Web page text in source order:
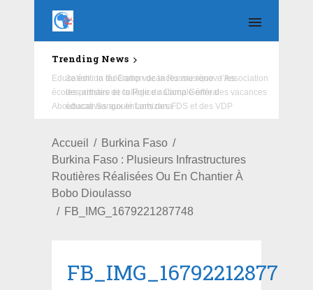
Trending News
Education : la fédération de la Russie rénove les
écoles primaire et collège du Camp Général
Aboubacar Sangoulé Lamizana
Accueil
Burkina Faso
Burkina Faso : Plusieurs Infrastructures
Routières Réalisées Ou En Chantier À
Bobo Dioulasso
FB_IMG_1679221287748
FB_IMG_1679221287748